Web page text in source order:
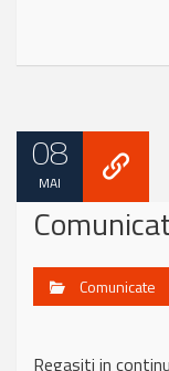
08
MAI
Comunicate
Regasiti in